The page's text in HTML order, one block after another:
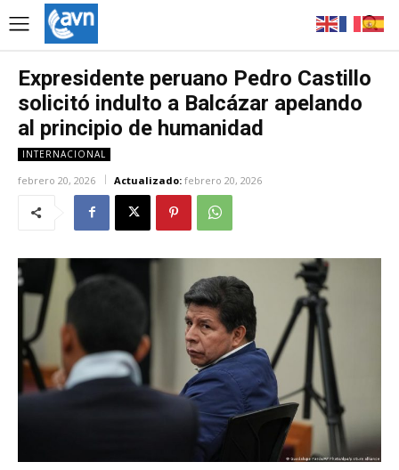
Expresidente peruano Pedro Castillo
solicitó indulto a Balcázar apelando
al principio de humanidad
INTERNACIONAL
febrero 20, 2026 Actualizado: febrero 20, 2026